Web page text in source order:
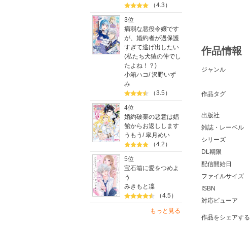
（4.3）
3位
病弱な悪役令嬢です
が、婚約者が過保護
すぎて逃げ出したい
(私たち犬猿の仲でし
たよね！？)
小箱ハコ/沢野いず
み
（3.5）
4位
婚約破棄の悪意は娼
館からお返しします
うもう /皐月めい
（4.2）
5位
宝石箱に愛をつめよ
う
みきもと凜
（4.5）
もっと見る
作品情報
ジャンル
作品タグ
出版社
雑誌・レーベル
シリーズ
DL期限
配信開始日
ファイルサイズ
ISBN
対応ビューア
作品をシェアする